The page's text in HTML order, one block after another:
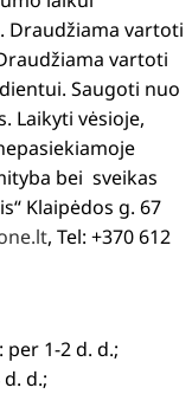
Draudžiama vartoti
vartoti
Saugoti nuo
Laikyti vėsioje,
bei sveikas
Klaipėdos g. 67
, Tel: +370 612
1-2 d. d.;
d.;